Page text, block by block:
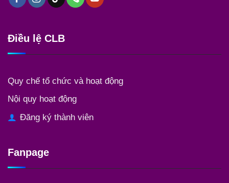
Điều lệ CLB
Quy chế tổ chức và hoạt động
Nội quy hoạt động
Đăng ký thành viên
Fanpage